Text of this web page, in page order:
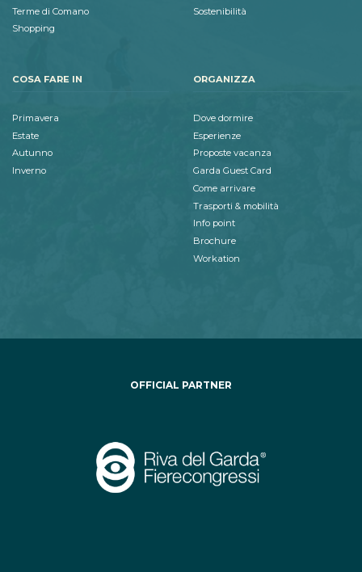
Terme di Comano
Shopping
Sostenibilità
COSA FARE IN
Primavera
Estate
Autunno
Inverno
ORGANIZZA
Dove dormire
Esperienze
Proposte vacanza
Garda Guest Card
Come arrivare
Trasporti & mobilità
Info point
Brochure
Workation
OFFICIAL PARTNER